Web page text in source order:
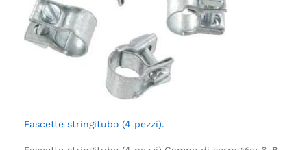
Fascette stringitubo (4 pezzi).